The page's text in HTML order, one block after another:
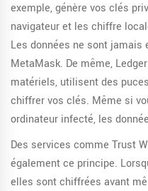
exemple, génère vos clés
navigateur et les chiffre
Les données ne sont jamais
MetaMask. De même,
matériels, utilisent des
chiffrer vos clés. Même si
ordinateur infecté, les
Des services comme Trust
également ce principe.
elles sont chiffrées avant